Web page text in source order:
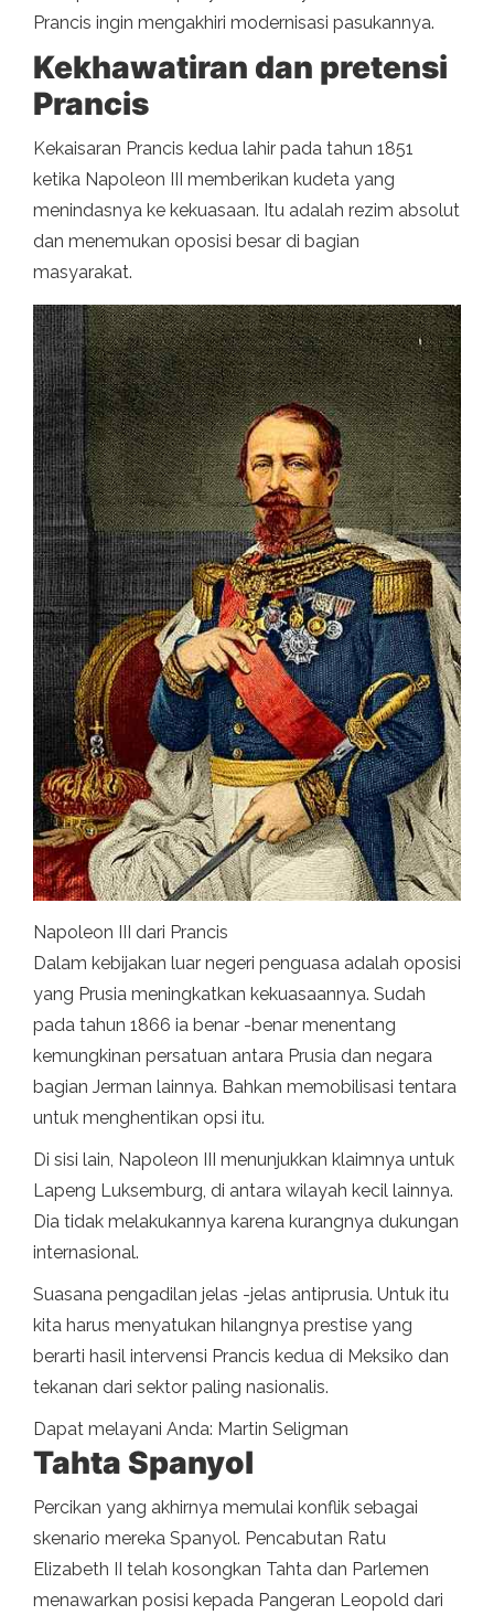
Prancis ingin mengakhiri modernisasi pasukannya.
Kekhawatiran dan pretensi
Prancis
Kekaisaran Prancis kedua lahir pada tahun 1851
ketika Napoleon III memberikan kudeta yang
menindasnya ke kekuasaan. Itu adalah rezim absolut
dan menemukan oposisi besar di bagian
masyarakat.
Napoleon III dari Prancis
Dalam kebijakan luar negeri penguasa adalah oposisi
yang Prusia meningkatkan kekuasaannya. Sudah
pada tahun 1866 ia benar -benar menentang
kemungkinan persatuan antara Prusia dan negara
bagian Jerman lainnya. Bahkan memobilisasi tentara
untuk menghentikan opsi itu.
Di sisi lain, Napoleon III menunjukkan klaimnya untuk
Lapeng Luksemburg, di antara wilayah kecil lainnya.
Dia tidak melakukannya karena kurangnya dukungan
internasional.
Suasana pengadilan jelas -jelas antiprusia. Untuk itu
kita harus menyatukan hilangnya prestise yang
berarti hasil intervensi Prancis kedua di Meksiko dan
tekanan dari sektor paling nasionalis.
Dapat melayani Anda: Martin Seligman
Tahta Spanyol
Percikan yang akhirnya memulai konflik sebagai
skenario mereka Spanyol. Pencabutan Ratu
Elizabeth II telah kosongkan Tahta dan Parlemen
menawarkan posisi kepada Pangeran Leopold dari